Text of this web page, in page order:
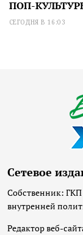
ПОП-
СЕГОДНЯ В 16:03
Сетевое
Собственник:
внутренней
Редактор веб-